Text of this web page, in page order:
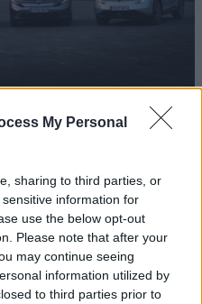
My Personal
sharing to third parties, or
information for
use the below opt-out
Please note that after your
may continue seeing
information utilized by
to third parties prior to
τα πλήθη
στοGoogle News
τις ειδήσεις